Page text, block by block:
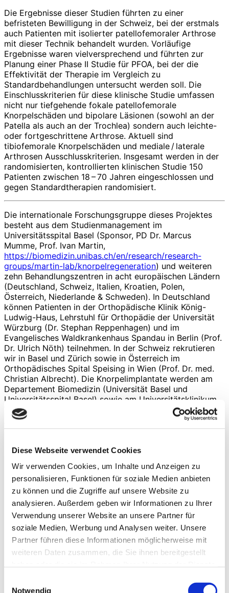
Diese Webseite verwendet Cookies
Wir verwenden Cookies, um Inhalte und Anzeigen zu
personalisieren, Funktionen für soziale Medien anbieten
zu können und die Zugriffe auf unsere Website zu
analysieren. Außerdem geben wir Informationen zu Ihrer
Verwendung unserer Website an unsere Partner für
soziale Medien, Werbung und Analysen weiter. Unsere
Partner führen diese Informationen möglicherweise mit
weiteren Daten zusammen, die Sie ihnen bereitgestellt
Notwendig
Die Ergebnisse dieser Studien führten zu einer
befristeten Bewilligung in der Schweiz, bei der erstmals
auch Patienten mit isolierter patellofemoraler Arthrose
mit dieser Technik behandelt wurden. Vorläufige
Ergebnisse waren vielversprechend und führten zur
Planung einer Phase II Studie für PFOA, bei der die
Effektivität der Therapie im Vergleich zu
Standardbehandlungen untersucht werden soll. Die
Einschlusskriterien für diese klinische Studie umfassen
nicht nur tiefgehende fokale patellofemorale
Knorpelschäden und bipolare Läsionen (sowohl an der
Patella als auch an der Trochlea) sondern auch leichte-
oder fortgeschrittene Arthrose. Aktuell sind
tibiofemorale Knorpelschäden und mediale / laterale
Arthro­sen Ausschlusskriterien. Insgesamt werden in der
randomisierten, kontrollierten klinischen Studie 150
Patienten zwischen 18 – 70 Jahren eingeschlossen und
gegen Standardtherapien randomisiert.
Die internationale Forschungsgruppe dieses Projektes
besteht aus dem Studienmanagement im
Universitätsspital Basel (Sponsor, PD Dr. Marcus
Mumme, Prof. Ivan Martin,
https://biomedizin.unibas.ch/en/research/research-
groups/martin-lab/knorpelregeneration) und weiteren
zehn Behandlungszentren in acht europä­i­schen Ländern
(Deutschland, Schweiz, Italien, Kroatien, Polen,
Österreich, Niederlande & Schweden). In Deutsch­land
können Patienten in der Orthopädische Klinik König-
Ludwig-Haus, Lehrstuhl für Orthopädie der Universität
Würzburg (Dr. Stephan Reppenhagen) und im
Evangelisches Waldkrankenhaus Spandau in Berlin (Prof.
Dr. Ulrich Nöth) teilnehmen. In der Schweiz rekrutieren
wir in Basel und Zürich sowie in Österreich im
Orthopädisches Spital Speising in Wien (Prof. Dr. med.
Christian Albrecht). Die Knorpelimplantate werden am
Departement Biomedizin (Universität Basel und
Universitätsspital Basel) sowie am Universitätsklinikum
Würzburg hergestellt. Das Projekt mit dem Namen
„ENCANTO“ wird von der Europäischen Union im
Rahmen des Horizon Europe Programms finanziert.
SportClinic Zurich (CH) – PD Dr. Marcus
UniversitätsSpital Basel (CH) – Dr. Gyözö
Lehoczky, gyoezoe.lehoczky@unibas.ch
Orthopädische Klinik König-Ludwig-Haus, Lehrstuhl für
Orthopädie der Universität Würzburg – Dr. Stephan
Reppenhagen, s-reppenhagen.klh@uni-wuerzburg.de
Evangelisches Wald-Krankenhaus Spandau, Berlin (D) –
Prof. Dr. Ulrich Nöth, ulrich.noeth@jsd.de